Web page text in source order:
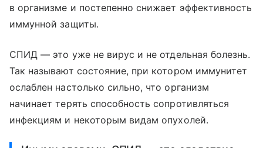
в организме и постепенно снижает эффективность
иммунной защиты.
СПИД — это уже не вирус и не отдельная болезнь.
Так называют состояние, при котором иммунитет
ослаблен настолько сильно, что организм
начинает терять способность сопротивляться
инфекциям и некоторым видам опухолей.